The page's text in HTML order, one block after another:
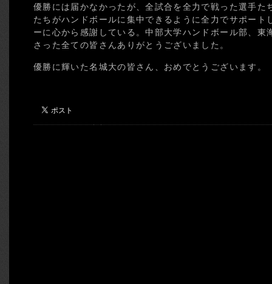
優勝には届かなかったが、全試合を全力で戦った選手
たちがハンドボールに集中できるように全力でサポート
ーに心から感謝している。中部大学ハンドボール部、東
さった全ての皆さんありがとうございました。
優勝に輝いた名城大の皆さん、おめでとうございます。